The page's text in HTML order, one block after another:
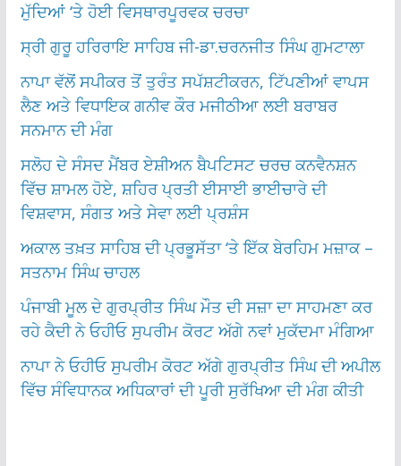
ਮੁੱਦਿਆਂ ‘ਤੇ ਹੋਈ ਵਿਸਥਾਰਪੂਰਵਕ ਚਰਚਾ
ਸ੍ਰੀ ਗੁਰੂ ਹਰਿਰਾਇ ਸਾਹਿਬ ਜੀ-ਡਾ.ਚਰਨਜੀਤ ਸਿੰਘ ਗੁਮਟਾਲਾ
ਨਾਪਾ ਵੱਲੋਂ ਸਪੀਕਰ ਤੋਂ ਤੁਰੰਤ ਸਪੱਸ਼ਟੀਕਰਨ, ਟਿੱਪਣੀਆਂ ਵਾਪਸ
ਲੈਣ ਅਤੇ ਵਿਧਾਇਕ ਗਨੀਵ ਕੌਰ ਮਜੀਠੀਆ ਲਈ ਬਰਾਬਰ
ਸਨਮਾਨ ਦੀ ਮੰਗ
ਸਲੋਹ ਦੇ ਸੰਸਦ ਮੈਂਬਰ ਏਸ਼ੀਅਨ ਬੈਪਟਿਸਟ ਚਰਚ ਕਨਵੈਨਸ਼ਨ
ਵਿੱਚ ਸ਼ਾਮਲ ਹੋਏ, ਸ਼ਹਿਰ ਪ੍ਰਤੀ ਈਸਾਈ ਭਾਈਚਾਰੇ ਦੀ
ਵਿਸ਼ਵਾਸ, ਸੰਗਤ ਅਤੇ ਸੇਵਾ ਲਈ ਪ੍ਰਸ਼ੰਸ
ਅਕਾਲ ਤਖ਼ਤ ਸਾਹਿਬ ਦੀ ਪ੍ਰਭੂਸੱਤਾ ‘ਤੇ ਇੱਕ ਬੇਰਹਿਮ ਮਜ਼ਾਕ –
ਸਤਨਾਮ ਸਿੰਘ ਚਾਹਲ
ਪੰਜਾਬੀ ਮੂਲ ਦੇ ਗੁਰਪ੍ਰੀਤ ਸਿੰਘ ਮੌਤ ਦੀ ਸਜ਼ਾ ਦਾ ਸਾਹਮਣਾ ਕਰ
ਰਹੇ ਕੈਦੀ ਨੇ ਓਹੀਓ ਸੁਪਰੀਮ ਕੋਰਟ ਅੱਗੇ ਨਵਾਂ ਮੁਕੱਦਮਾ ਮੰਗਿਆ
ਨਾਪਾ ਨੇ ਓਹੀਓ ਸੁਪਰੀਮ ਕੋਰਟ ਅੱਗੇ ਗੁਰਪ੍ਰੀਤ ਸਿੰਘ ਦੀ ਅਪੀਲ
ਵਿੱਚ ਸੰਵਿਧਾਨਕ ਅਧਿਕਾਰਾਂ ਦੀ ਪੂਰੀ ਸੁਰੱਖਿਆ ਦੀ ਮੰਗ ਕੀਤੀ